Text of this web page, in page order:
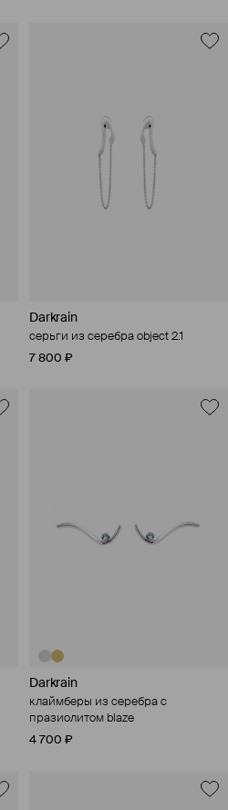
Darkrain
серьги из серебра object 2.1
7 800 ₽
Darkrain
клаймберы из серебра с
празиолитом blaze
4 700 ₽